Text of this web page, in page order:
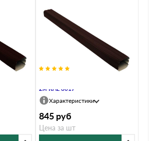
2м RAL 8017
Характеристики
845 руб
Цена за шт